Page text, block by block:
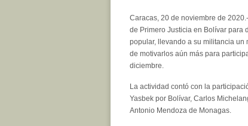
Caracas, 20 de noviembre de
de Primero Justicia en Bolívar para
popular, llevando a su militancia un
de motivarlos aún más para
diciembre.
La actividad contó con la
Yasbek por Bolívar, Carlos
Antonio Mendoza de Monagas.